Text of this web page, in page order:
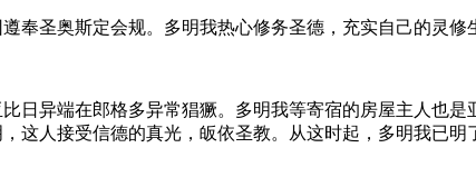
奉圣奥斯定会规。多明我热心修务圣德，充实自己的灵修
日异端在郎格多异常猖獗。多明我等寄宿的房屋主人也
这人接受信德的真光，皈依圣教。从这时起，多明我已明